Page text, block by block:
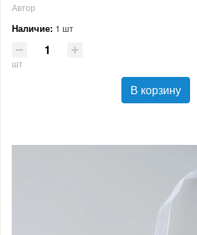
Автор
Наличие: 1 шт
шт
В корзину